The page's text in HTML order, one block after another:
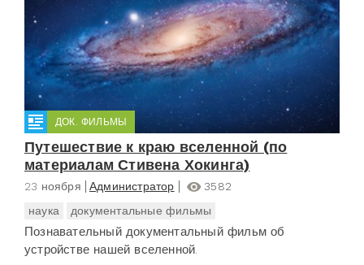
ДОК. ФИЛЬМЫ
Путешествие к краю вселенной (по
материалам Стивена Хокинга)
23 ноября Администратор
3582
наука
документальные фильмы
Познавательный документальный фильм об
устройстве нашей вселенной.